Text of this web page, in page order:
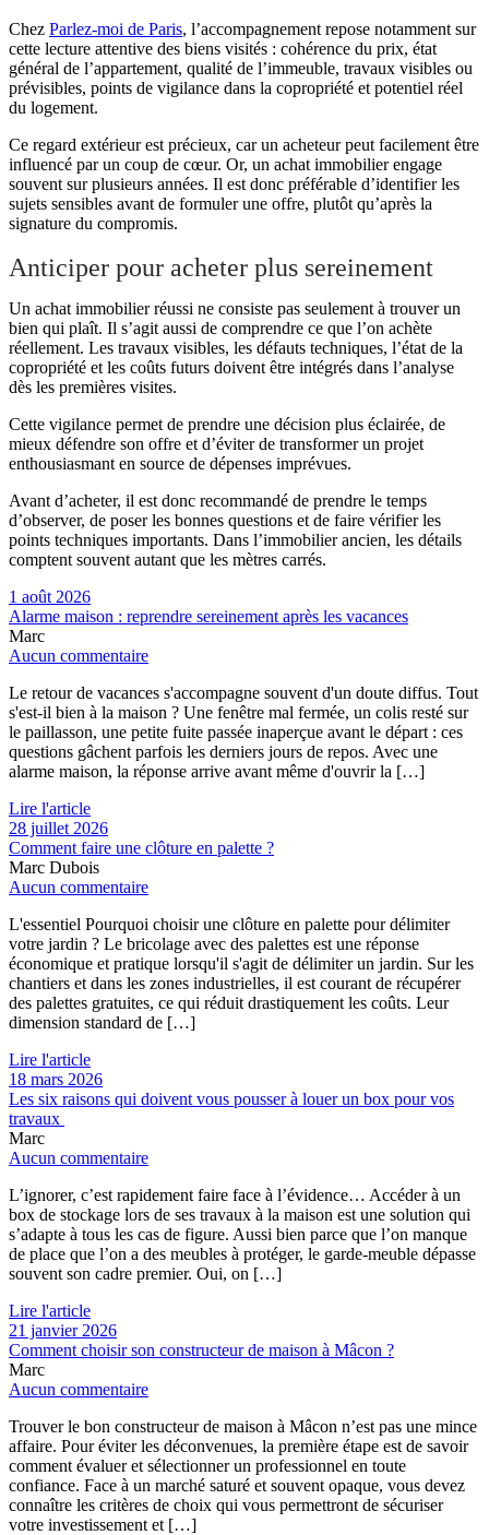
Chez Parlez-moi de Paris, l’accompagnement repose notamment sur
cette lecture attentive des biens visités : cohérence du prix, état
général de l’appartement, qualité de l’immeuble, travaux visibles ou
prévisibles, points de vigilance dans la copropriété et potentiel réel
du logement.
Ce regard extérieur est précieux, car un acheteur peut facilement être
influencé par un coup de cœur. Or, un achat immobilier engage
souvent sur plusieurs années. Il est donc préférable d’identifier les
sujets sensibles avant de formuler une offre, plutôt qu’après la
signature du compromis.
Anticiper pour acheter plus sereinement
Un achat immobilier réussi ne consiste pas seulement à trouver un
bien qui plaît. Il s’agit aussi de comprendre ce que l’on achète
réellement. Les travaux visibles, les défauts techniques, l’état de la
copropriété et les coûts futurs doivent être intégrés dans l’analyse
dès les premières visites.
Cette vigilance permet de prendre une décision plus éclairée, de
mieux défendre son offre et d’éviter de transformer un projet
enthousiasmant en source de dépenses imprévues.
Avant d’acheter, il est donc recommandé de prendre le temps
d’observer, de poser les bonnes questions et de faire vérifier les
points techniques importants. Dans l’immobilier ancien, les détails
comptent souvent autant que les mètres carrés.
1 août 2026
Alarme maison : reprendre sereinement après les vacances
Marc
Aucun commentaire
Le retour de vacances s'accompagne souvent d'un doute diffus. Tout
s'est-il bien à la maison ? Une fenêtre mal fermée, un colis resté sur
le paillasson, une petite fuite passée inaperçue avant le départ : ces
questions gâchent parfois les derniers jours de repos. Avec une
alarme maison, la réponse arrive avant même d'ouvrir la […]
Lire l'article
28 juillet 2026
Comment faire une clôture en palette ?
Marc Dubois
Aucun commentaire
L'essentiel Pourquoi choisir une clôture en palette pour délimiter
votre jardin ? Le bricolage avec des palettes est une réponse
économique et pratique lorsqu'il s'agit de délimiter un jardin. Sur les
chantiers et dans les zones industrielles, il est courant de récupérer
des palettes gratuites, ce qui réduit drastiquement les coûts. Leur
dimension standard de […]
Lire l'article
18 mars 2026
Les six raisons qui doivent vous pousser à louer un box pour vos
travaux
Marc
Aucun commentaire
L’ignorer, c’est rapidement faire face à l’évidence… Accéder à un
box de stockage lors de ses travaux à la maison est une solution qui
s’adapte à tous les cas de figure. Aussi bien parce que l’on manque
de place que l’on a des meubles à protéger, le garde-meuble dépasse
souvent son cadre premier. Oui, on […]
Lire l'article
21 janvier 2026
Comment choisir son constructeur de maison à Mâcon ?
Marc
Aucun commentaire
Trouver le bon constructeur de maison à Mâcon n’est pas une mince
affaire. Pour éviter les déconvenues, la première étape est de savoir
comment évaluer et sélectionner un professionnel en toute
confiance. Face à un marché saturé et souvent opaque, vous devez
connaître les critères de choix qui vous permettront de sécuriser
votre investissement et […]